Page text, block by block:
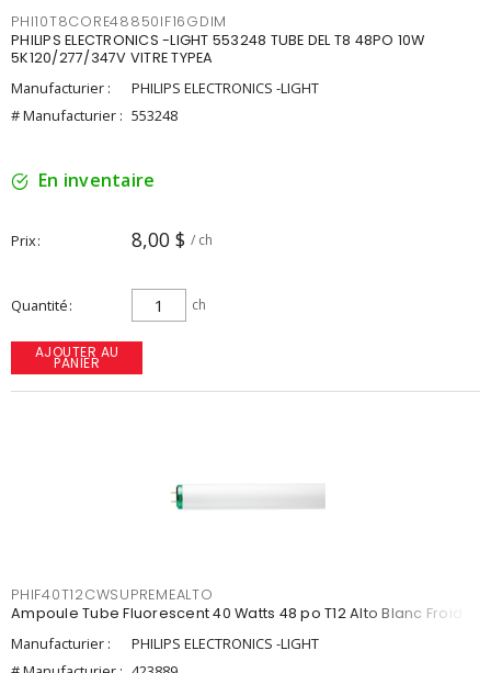
PHI10T8CORE48850IF16GDIM
PHILIPS ELECTRONICS -LIGHT 553248 TUBE DEL T8 48PO 10W
5K120/277/347V VITRE TYPEA
Manufacturier :
PHILIPS ELECTRONICS -LIGHT
# Manufacturier : 553248
En inventaire
Prix 8,00 $ / ch
Quantité ch
AJOUTER AU
PANIER
PHIF40T12CWSUPREMEALTO
Ampoule Tube Fluorescent 40 Watts 48 po T12 Alto Blanc Froid
Manufacturier :
PHILIPS ELECTRONICS -LIGHT